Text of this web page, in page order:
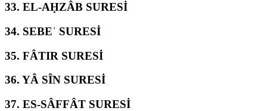
33. EL-AḤZÂB SURESİ
34. SEBEʾ SURESİ
35. FÂTIR SURESİ
36. YÂ SÎN SURESİ
37. ES-SÂFFÂT SURESİ